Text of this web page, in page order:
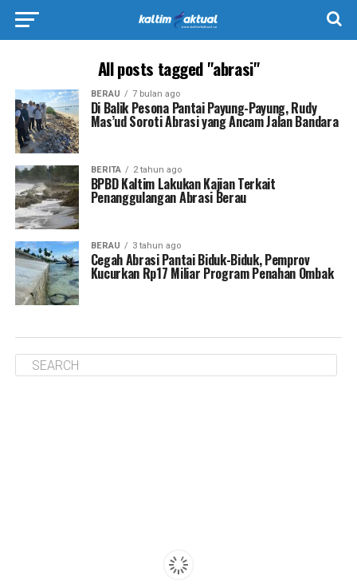
All posts tagged "abrasi"
BERAU 7 bulan ago
Di Balik Pesona Pantai Payung-Payung, Rudy
Mas’ud Soroti Abrasi yang Ancam Jalan Bandara
BERITA 2 tahun ago
BPBD Kaltim Lakukan Kajian Terkait
Penanggulangan Abrasi Berau
BERAU 3 tahun ago
Cegah Abrasi Pantai Biduk-Biduk, Pemprov
Kucurkan Rp17 Miliar Program Penahan Ombak